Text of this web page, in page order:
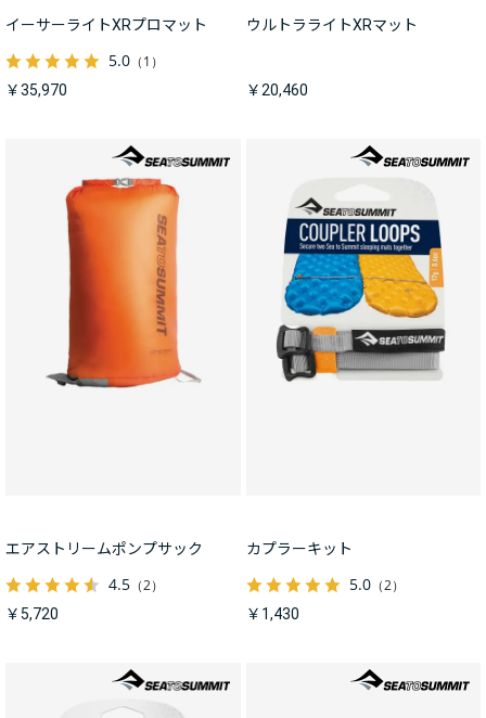
イーサーライトXRプロマット
5.0 （1）
￥35,970
ウルトラライトXRマット
￥20,460
エアストリームポンプサック
4.5 （2）
￥5,720
カプラーキット
5.0（2）
￥1,430